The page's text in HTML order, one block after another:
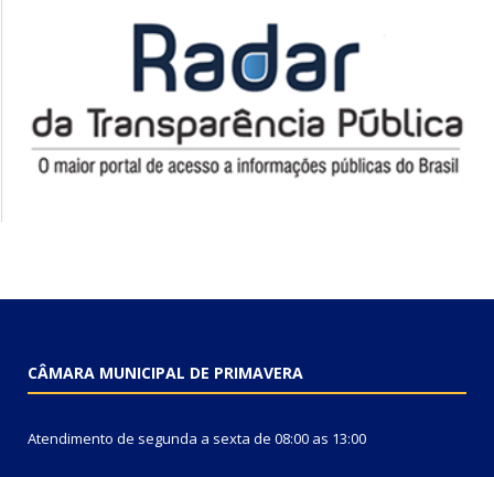
CÂMARA MUNICIPAL DE PRIMAVERA
Atendimento de segunda a sexta de 08:00 as 13:00